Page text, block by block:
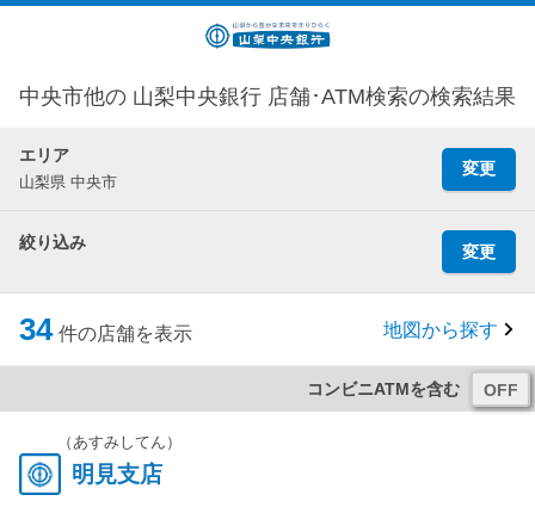
中央市他の 山梨中央銀行 店舗･ATM検索の検索結果
エリア
山梨県 中央市
変更
絞り込み 変更
34 件の店舗を表示 地図から探す
コンビニATMを含む
（あすみしてん）
明見支店